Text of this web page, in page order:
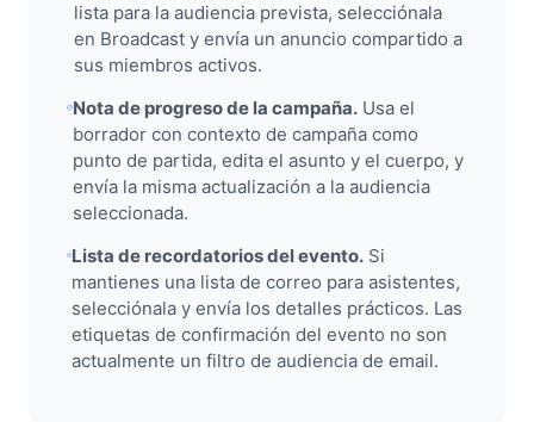
lista para la audiencia prevista, selecciónala
en Broadcast y envía un anuncio compartido a
sus miembros activos.
Nota de progreso de la campaña. Usa el
borrador con contexto de campaña como
punto de partida, edita el asunto y el cuerpo, y
envía la misma actualización a la audiencia
seleccionada.
Lista de recordatorios del evento. Si
mantienes una lista de correo para asistentes,
selecciónala y envía los detalles prácticos. Las
etiquetas de confirmación del evento no son
actualmente un filtro de audiencia de email.